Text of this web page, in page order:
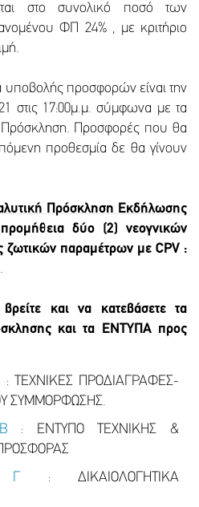
στο συνολικό ποσό των
ΦΠ 24% , με κριτήριο
υποβολής προσφορών είναι την
στις 17:00μ.μ. σύμφωνα με τα
Πρόσκληση. Προσφορές που θα
προθεσμία δε θα γίνουν
Πρόσκληση Εκδήλωσης
δύο (2) νεογνικών
ζωτικών παραμέτρων με CPV :
.
και να κατεβάσετε τα
και τα ΕΝΤΥΠΑ προς
: ΤΕΧΝΙΚΕΣ ΠΡΟΔΙΑΓΡΑΦΕΣ-
ΣΥΜΜΟΡΦΩΣΗΣ.
: ΕΝΤΥΠΟ ΤΕΧΝΙΚΗΣ &
Γ : ΔΙΚΑΙΟΛΟΓΗΤΙΚΑ